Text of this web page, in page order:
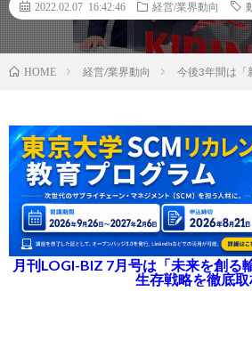
2022.02.07 16:42:46 経営/業界動向
HOME 経営/業界動向 今後3年間は「
月刊LOGI-BIZ 7月号は「未来を創る
生存戦略を徹底